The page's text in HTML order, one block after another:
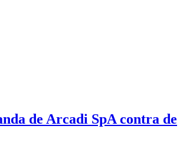
de Arcadi SpA contra de